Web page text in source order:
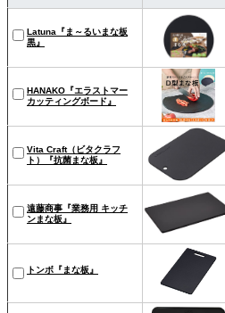
Latuna『ま～るいまな板
黒』
HANAKO『エラストマー
カッティングボード』
Vita Craft（ビタクラフ
ト）『抗菌まな板』
遠藤商事『業務用 キッチ
ンまな板』
トンボ『まな板』